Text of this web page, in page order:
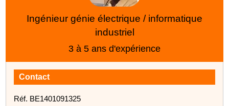
Ingénieur génie électrique / informatique
industriel
3 à 5 ans d'expérience
Contact
Réf. BE1401091325